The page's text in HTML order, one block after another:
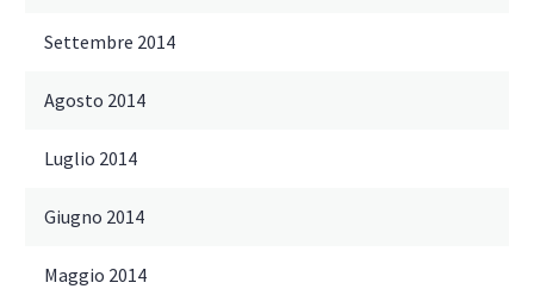
Settembre 2014
Agosto 2014
Luglio 2014
Giugno 2014
Maggio 2014